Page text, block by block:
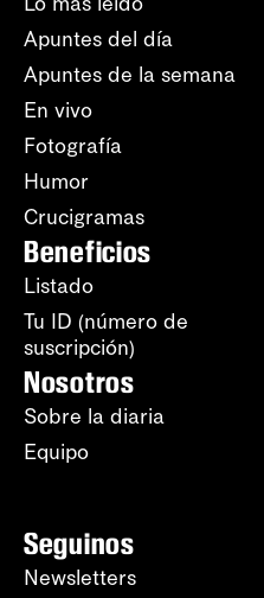
Apuntes del día
Apuntes de la semana
En vivo
Fotografía
Humor
Crucigramas
Beneficios
Listado
Tu ID (número de
suscripción)
Nosotros
Sobre la diaria
Equipo
Seguinos
Newsletters